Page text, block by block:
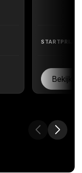
STARTPRIJS
Bekijk